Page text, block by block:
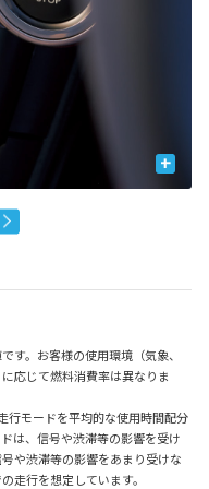
+
。お客様の使用環境（気象、
応じて燃料消費率は異なりま
行モードを平均的な使用時間配分
は、信号や渋滞等の影響を受け
や渋滞等の影響をあまり受けな
走行を想定しています。